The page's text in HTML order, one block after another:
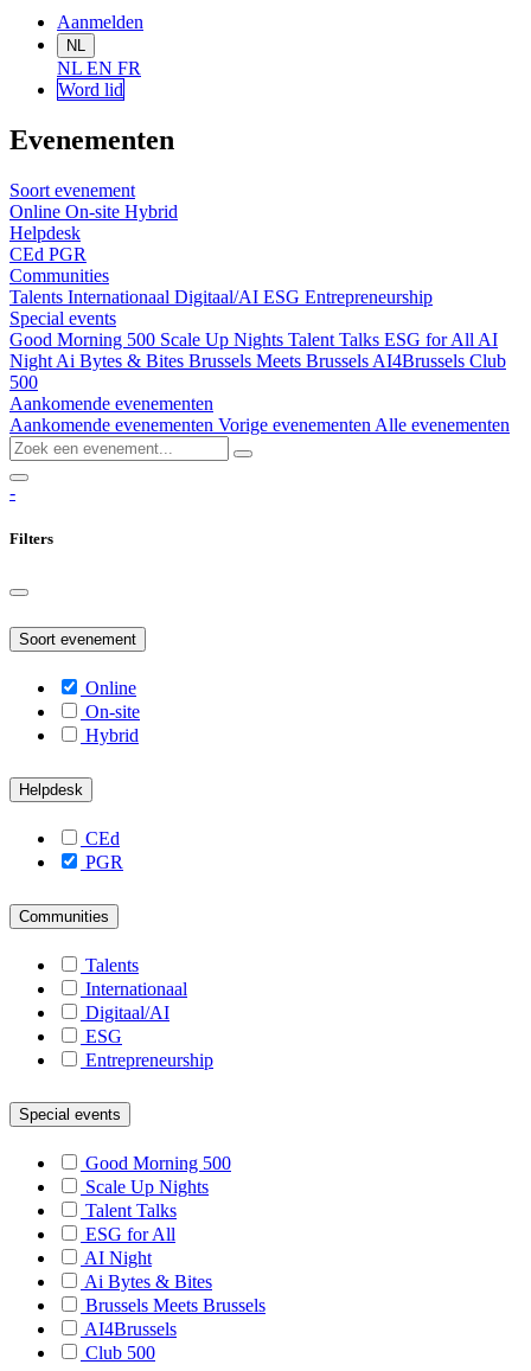
Aanmelden
NL
NL EN FR
Word lid
Evenementen
Soort evenement
Online On-site Hybrid
Helpdesk
CEd PGR
Communities
Talents Internationaal Digitaal/AI ESG Entrepreneurship
Special events
Good Morning 500 Scale Up Nights Talent Talks ESG for All AI
Night Ai Bytes & Bites Brussels Meets Brussels AI4Brussels Club
500
Aankomende evenementen
Aankomende evenementen Vorige evenementen Alle evenementen
-
Filters
Soort evenement
Online
On-site
Hybrid
Helpdesk
CEd
PGR
Communities
Talents
Internationaal
Digitaal/AI
ESG
Entrepreneurship
Special events
Good Morning 500
Scale Up Nights
Talent Talks
ESG for All
AI Night
Ai Bytes & Bites
Brussels Meets Brussels
AI4Brussels
Club 500